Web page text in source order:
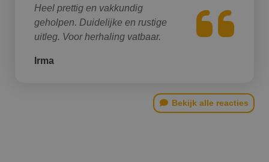
Heel prettig en vakkundig
geholpen. Duidelijke en rustige
uitleg. Voor herhaling vatbaar.
Irma
Bekijk alle reacties